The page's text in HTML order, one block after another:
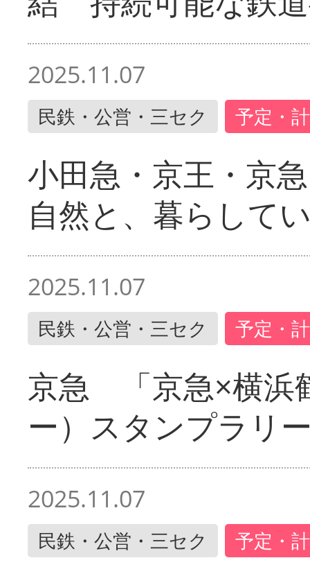
2025.11.07
民鉄・公営・三セク 予定・
小田急・京王・京
自然と、暮らして
2025.11.07
民鉄・公営・三セク 予定・
京急 「京急×横浜
ー）スタンプラリ
2025.11.07
民鉄・公営・三セク 予定・